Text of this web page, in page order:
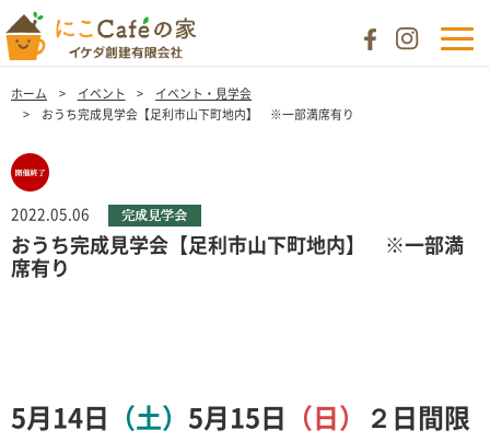
ホーム イベント
イベント・見学会
おうち完成見学会【足利市山下町地内】 ※一部満席有り
2022.05.06
おうち完成見学会【足利市山下町地内】 ※一部満
席有り
5月14日 （土） 5月15日 （日）
２日間限